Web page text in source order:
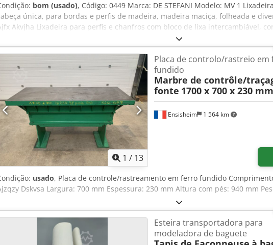
bom (usado), Código: 0449 Marca: DE STEFANI Modelo: MV 1
única, para bordas e perfis de madeira, madeira maciça, folheada e
Akvjha Lixadeira para perfis e chanfros com bloco de lixa intercambiável,
Motor de 2 velocidades, rotações por minuto 710/1420 – Potência 1,3 – 2,5
mm. Alimentação automática com velocidade variável. Guia de entrada
Diâmetro da saída de exaustão: 100 mm. Dimensões gerais: 2100 x 1600 x
kg.
1 / 13
Ensisheim 1 564 km
Placa de controlo/rastreio em
fundido
Marbre de contrôle/
fonte 1700 x 700 x 230 mm
usado, Placa de controle/rastreamento em ferro fundido
Dskvsa Largura: 700 mm Espessura: 230 mm Altura com pés: 940 mm
Esteira transportadora para
modeladora de baguete